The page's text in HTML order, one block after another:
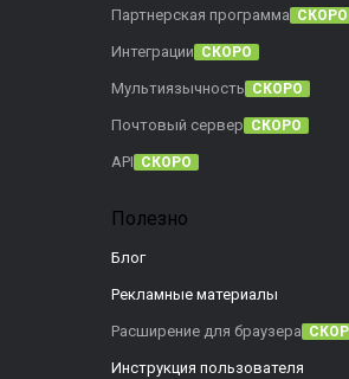
Партнерская программа СКОРО
Интеграции СКОРО
Мультиязычность СКОРО
Почтовый сервер СКОРО
API СКОРО
Полезно
Блог
Рекламные материалы
Расширение для браузера
Инструкция пользователя